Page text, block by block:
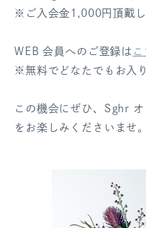
※ご入会金1,000円頂戴し
WEB 会員へのご登録は
※無料でどなたでもお入
この機会にぜひ、Sghr
をお楽しみくださいませ。